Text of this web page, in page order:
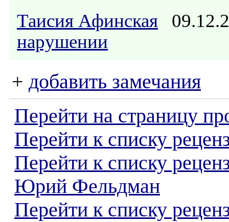
Таисия Афинская
нарушении
+ добавить замечания
Перейти на страницу
Перейти к списку
Перейти к списку
Юрий Фельдман
Перейти к списку